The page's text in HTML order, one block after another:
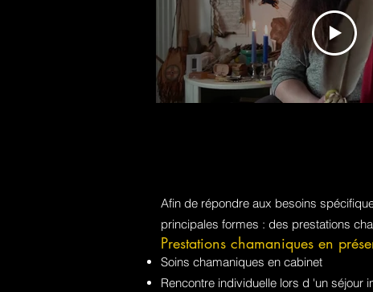
Afin de répondre aux besoins
principales formes : des prestations
Prestations chamaniques en
Soins chamaniques en cabinet
Rencontre individuelle lors d 'un séjour